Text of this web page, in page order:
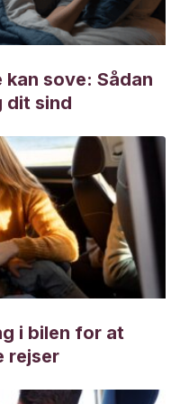
Sport, Physical
2183/22752
significativo y la
dinamica/lecturas/
sove: Sådan
dit sind
i bilen for at
rejser